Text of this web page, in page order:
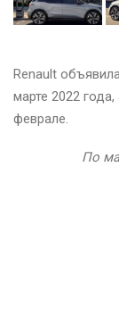
Renault
марте 2022
феврале.
По